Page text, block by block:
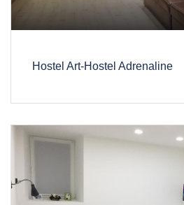
Hostel Art-Hostel Adrenaline